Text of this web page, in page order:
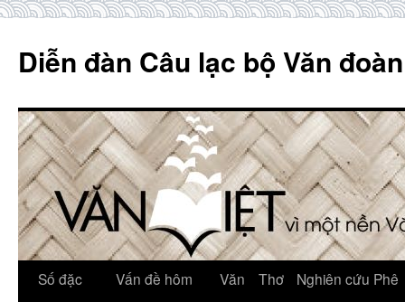
content
Diễn đàn Câu lạc bộ Văn
Số đặc
Vấn đề hôm
Văn Thơ
Nghiên cứu Phê